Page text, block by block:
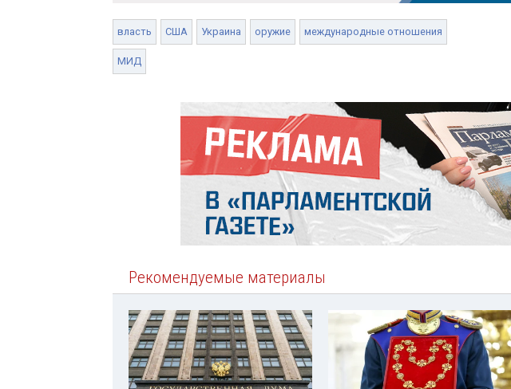
власть США Украина оружие международные отношения
МИД
Рекомендуемые материалы